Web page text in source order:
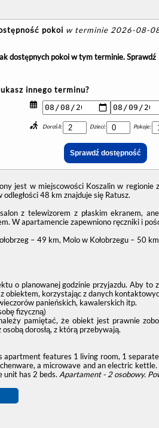
pokoi w terminie 2026-08-
dostępnych pokoi w tym terminie.
innego terminu?
Dorośli: Dzieci: Pokoje:
jest w miejscowości Koszalin w
48 km znajduje się Ratusz.
z telewizorem z płaskim ekranem,
W apartamencie zapewniono ręczniki i
– 49 km, Molo w Kołobrzegu – 50
o planowanej godzinie przyjazdu. Aby
obiektem, korzystając z danych
panieńskich, kawalerskich itp.
fizyczną)
pamiętać, że obiekt jest prawnie
dorosłą, z którą przebywają.
apartment features 1 living room, 1
a microwave and an electric
unit has 2 beds. Apartament - 2 osobowy.